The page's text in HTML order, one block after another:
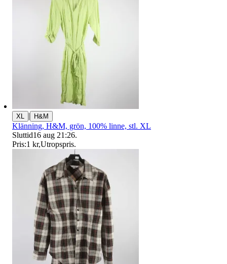
XL | H&M
Klänning, H&M, grön, 100% linne, stl. XL
Sluttid16 aug 21:26.
Pris:1 kr,Utropspris.